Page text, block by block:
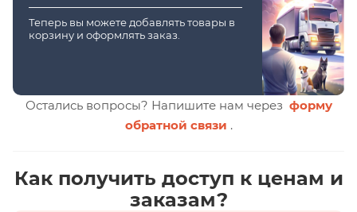
Теперь вы можете добавлять товары в
корзину и оформлять заказ.
Остались вопросы? Напишите нам через форму
обратной связи .
Как получить доступ к ценам и
заказам?